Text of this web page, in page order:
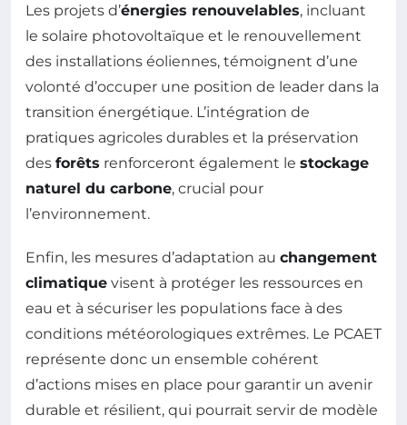
Les projets d’énergies renouvelables, incluant
le solaire photovoltaïque et le renouvellement
des installations éoliennes, témoignent d’une
volonté d’occuper une position de leader dans la
transition énergétique. L’intégration de
pratiques agricoles durables et la préservation
des forêts renforceront également le stockage
naturel du carbone, crucial pour
l’environnement.
Enfin, les mesures d’adaptation au changement
climatique visent à protéger les ressources en
eau et à sécuriser les populations face à des
conditions météorologiques extrêmes. Le PCAET
représente donc un ensemble cohérent
d’actions mises en place pour garantir un avenir
durable et résilient, qui pourrait servir de modèle